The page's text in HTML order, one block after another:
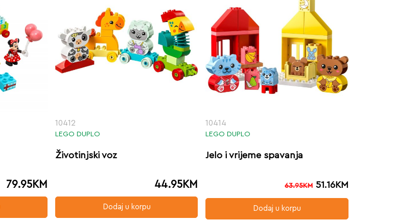
79.95KM
10412
LEGO DUPLO
Životinjski voz
44.95KM
Dodaj u korpu
10414
LEGO DUPLO
Jelo i vrijeme spavanja
63.95KM 51.16KM
Dodaj u korpu